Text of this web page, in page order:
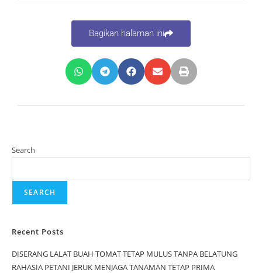
Bagikan halaman ini
Search
SEARCH
Recent Posts
DISERANG LALAT BUAH TOMAT TETAP MULUS TANPA BELATUNG
RAHASIA PETANI JERUK MENJAGA TANAMAN TETAP PRIMA